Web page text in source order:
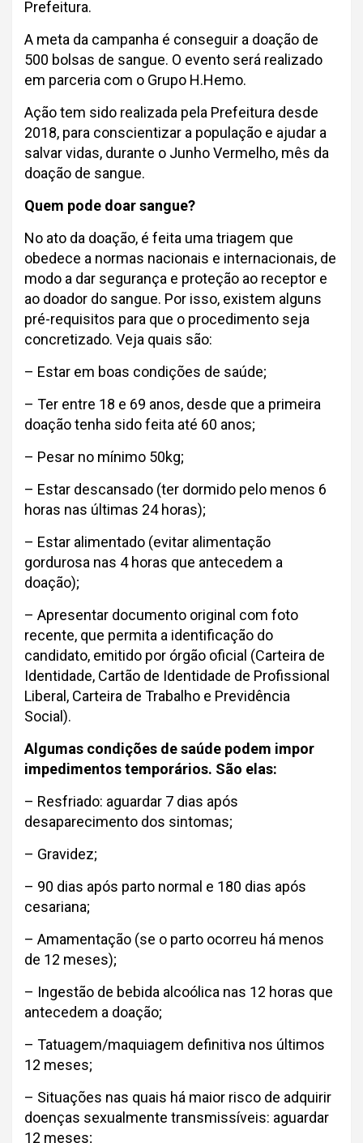
Prefeitura.
A meta da campanha é conseguir a doação de
500 bolsas de sangue. O evento será realizado
em parceria com o Grupo H.Hemo.
Ação tem sido realizada pela Prefeitura desde
2018, para conscientizar a população e ajudar a
salvar vidas, durante o Junho Vermelho, mês da
doação de sangue.
Quem pode doar sangue?
No ato da doação, é feita uma triagem que
obedece a normas nacionais e internacionais, de
modo a dar segurança e proteção ao receptor e
ao doador do sangue. Por isso, existem alguns
pré-requisitos para que o procedimento seja
concretizado. Veja quais são:
– Estar em boas condições de saúde;
– Ter entre 18 e 69 anos, desde que a primeira
doação tenha sido feita até 60 anos;
– Pesar no mínimo 50kg;
– Estar descansado (ter dormido pelo menos 6
horas nas últimas 24 horas);
– Estar alimentado (evitar alimentação
gordurosa nas 4 horas que antecedem a
doação);
– Apresentar documento original com foto
recente, que permita a identificação do
candidato, emitido por órgão oficial (Carteira de
Identidade, Cartão de Identidade de Profissional
Liberal, Carteira de Trabalho e Previdência
Social).
Algumas condições de saúde podem impor
impedimentos temporários. São elas:
– Resfriado: aguardar 7 dias após
desaparecimento dos sintomas;
– Gravidez;
– 90 dias após parto normal e 180 dias após
cesariana;
– Amamentação (se o parto ocorreu há menos
de 12 meses);
– Ingestão de bebida alcoólica nas 12 horas que
antecedem a doação;
– Tatuagem/maquiagem definitiva nos últimos
12 meses;
– Situações nas quais há maior risco de adquirir
doenças sexualmente transmissíveis: aguardar
12 meses;